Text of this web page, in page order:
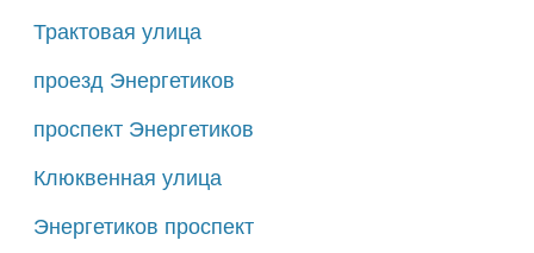
Трактовая улица
проезд Энергетиков
проспект Энергетиков
Клюквенная улица
Энергетиков проспект